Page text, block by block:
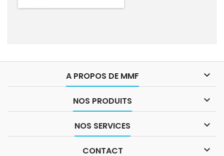
A PROPOS DE MMF 
NOS PRODUITS 
NOS SERVICES 
CONTACT 